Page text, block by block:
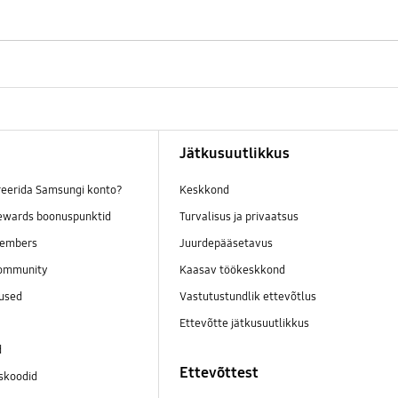
Samsungi konto?
boonuspunktid
Jätkusuutlikkus
Keskkond
Turvalisus ja privaatsus
Juurdepääsetavus
Kaasav töökeskkond
Vastutustundlik ettevõtlus
Ettevõtte jätkusuutlikkus
Ettevõttest